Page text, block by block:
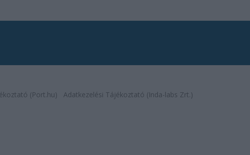
(Port.hu) Adatkezelési Tájékoztató (Inda-labs Zrt.)